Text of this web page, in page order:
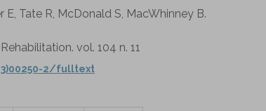
E, Tate R, McDonald S, MacWhinney B.
vol. 104 n. 11
2/fulltext